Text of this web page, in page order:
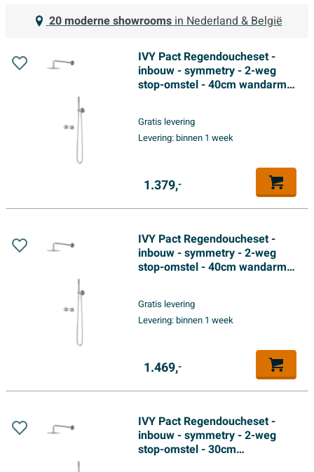
IVY Pact Regendoucheset -
inbouw - symmetry - 2-weg
stop-omstel - 40cm wandarm -
doucheslang - 3-standen
handdouche - Chroom
Gratis levering
Levering:binnen 1 week
1.379,-
IVY Pact Regendoucheset -
inbouw - symmetry - 2-weg
stop-omstel - 40cm wandarm -
doucheslang - satin spray
handdouche - Chroom
Gratis levering
Levering:binnen 1 week
1.469,-
IVY Pact Regendoucheset -
inbouw - symmetry - 2-weg
stop-omstel - 30cm
20 moderne showroomsin Nederland & België